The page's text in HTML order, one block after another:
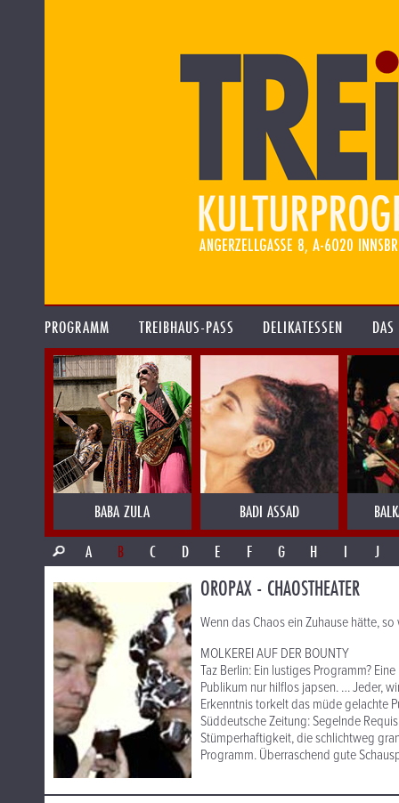
PROGRAMM TREIBHAUS-PASS DELIKATESSEN
BABA ZULA BADI ASSAD
A
B C D E F G H I J
OROPAX - CHAOSTHEATER
Wenn das Chaos ein Zuhause hätte,
MOLKEREI AUF DER BOUNTY
Taz Berlin: Ein lustiges Programm?
Publikum nur hilflos japsen. … Jeder,
Erkenntnis torkelt das müde gelachte
Süddeutsche Zeitung: Segelnde
Stümperhaftigkeit, die schlichtweg
Programm. Überraschend gute